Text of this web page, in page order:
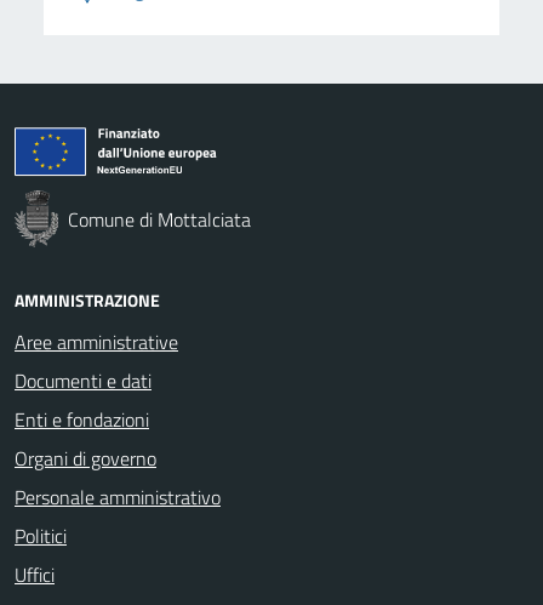
Comune di Mottalciata
AMMINISTRAZIONE
Aree amministrative
Documenti e dati
Enti e fondazioni
Organi di governo
Personale amministrativo
Politici
Uffici